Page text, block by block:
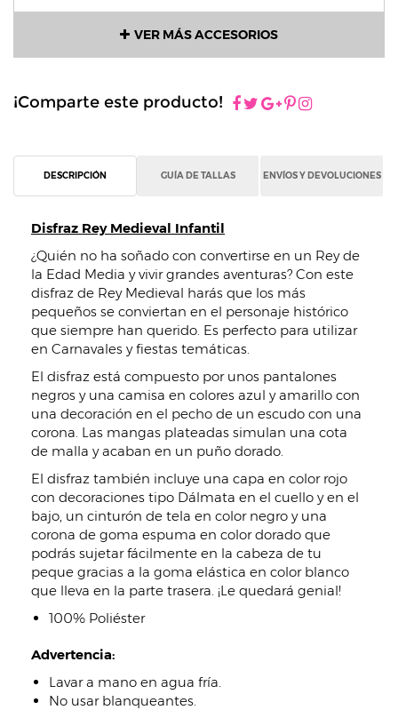
VER MÁS ACCESORIOS
¡Comparte este producto!
DESCRIPCIÓN GUÍA DE TALLAS ENVÍOS Y DEVOLUCIONES
Disfraz Rey Medieval Infantil
¿Quién no ha soñado con convertirse en un Rey de
la Edad Media y vivir grandes aventuras? Con este
disfraz de Rey Medieval harás que los más
pequeños se conviertan en el personaje histórico
que siempre han querido. Es perfecto para utilizar
en Carnavales y fiestas temáticas.
El disfraz está compuesto por unos pantalones
negros y una camisa en colores azul y amarillo con
una decoración en el pecho de un escudo con una
corona. Las mangas plateadas simulan una cota
de malla y acaban en un puño dorado.
El disfraz también incluye una capa en color rojo
con decoraciones tipo Dálmata en el cuello y en el
bajo, un cinturón de tela en color negro y una
corona de goma espuma en color dorado que
podrás sujetar fácilmente en la cabeza de tu
peque gracias a la goma elástica en color blanco
que lleva en la parte trasera. ¡Le quedará genial!
100% Poliéster
Advertencia:
Lavar a mano en agua fría.
No usar blanqueantes.